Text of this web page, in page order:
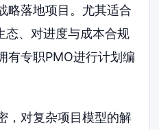
略落地项目。尤其适合
、对进度与成本合规
有专职PMO进行计划编
，对复杂项目模型的解